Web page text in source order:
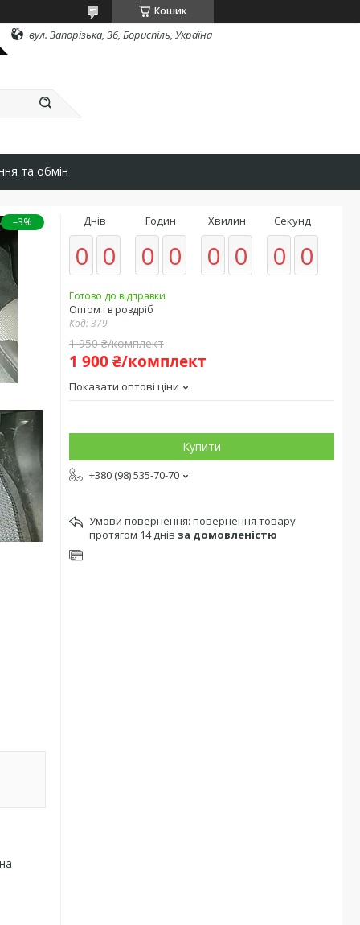
Кошик
вул. Запорізька, 36, Бориспіль, Україна
та обмін
–3% Днів
0 0
Годин
0 0
Хвилин
0 0
Секунд
0 0
Готово до відправки
Оптом і в роздріб
Код:379
1 950 ₴/комплект
1 900 ₴/комплект
Показати оптові ціни
Купити
+380 (98) 535-70-70
повернення товару
протягом 14 днів за домовленістю